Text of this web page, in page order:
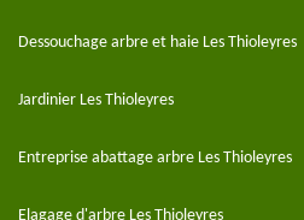
Dessouchage arbre et haie Les Thioleyres
Jardinier Les Thioleyres
Entreprise abattage arbre Les Thioleyres
Elagage d'arbre Les Thioleyres